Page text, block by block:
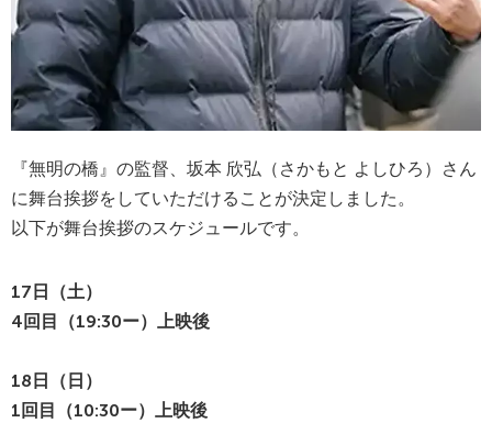
『無明の橋』の監督、坂本 欣弘（さかもと よしひろ）さん
に舞台挨拶をしていただけることが決定しました。
以下が舞台挨拶のスケジュールです。
17日（土）
4回目（19:30ー）上映後
18日（日）
1回目（10:30ー）上映後